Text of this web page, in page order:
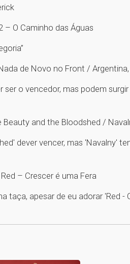
– O Caminho das Águas
de Novo no Front /
ser o vencedor, mas podem
Beauty and the Bloodshed /
dever vencer, mas 'Navalny'
– Crescer é uma Fera
taça, apesar de eu adorar 'Red -
1